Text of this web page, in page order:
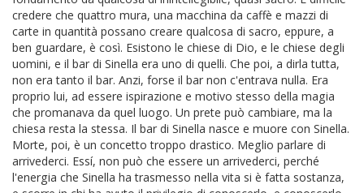
credere che quattro mura, una macchina da caffè e mazzi di
carte in quantità possano creare qualcosa di sacro, eppure, a
ben guardare, è così. Esistono le chiese di Dio, e le chiese degli
uomini, e il bar di Sinella era uno di quelli. Che poi, a dirla tutta,
non era tanto il bar. Anzi, forse il bar non c'entrava nulla. Era
proprio lui, ad essere ispirazione e motivo stesso della magia
che promanava da quel luogo. Un prete può cambiare, ma la
chiesa resta la stessa. Il bar di Sinella nasce e muore con Sinella.
Morte, poi, è un concetto troppo drastico. Meglio parlare di
arrivederci. Essí, non può che essere un arrivederci, perché
l'energia che Sinella ha trasmesso nella vita si è fatta sostanza,